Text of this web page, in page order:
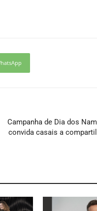
Campanha de Dia dos
convida casais a